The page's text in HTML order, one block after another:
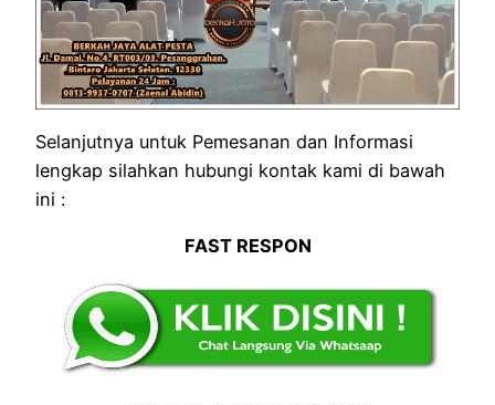
Selanjutnya untuk Pemesanan dan Informasi
lengkap silahkan hubungi kontak kami di bawah
ini :
FAST RESPON